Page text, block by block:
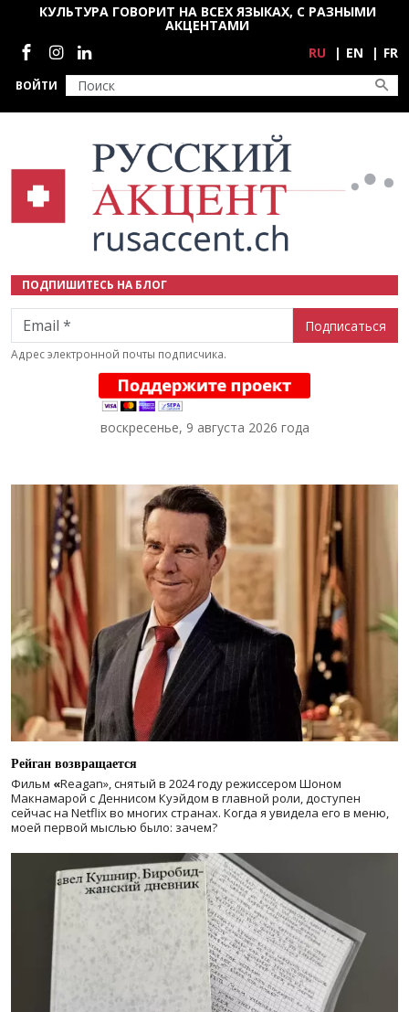
Перейти к основному содержанию
ВОЙТИ
КУЛЬТУРА ГОВОРИТ НА ВСЕХ ЯЗЫКАХ, С РАЗНЫМИ
АКЦЕНТАМИ
Социальные сети
RU EN FR
ПОДПИШИТЕСЬ НА БЛОГ
Email
Адрес электронной почты подписчика.
воскресенье, 9 августа 2026 года
Рейган возвращается
Фильм «Reagan», снятый в 2024 годурежиссером Шоном
Макнамарой с Деннисом Куэйдом в главной роли, доступен
сейчас на Netflix во многих странах. Когда я увидела его в меню,
моей первой мыслью было: зачем?